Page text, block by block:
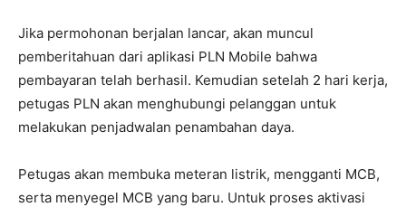
Jika permohonan berjalan lancar, akan muncul
pemberitahuan dari aplikasi PLN Mobile bahwa
pembayaran telah berhasil. Kemudian setelah 2 hari kerja,
petugas PLN akan menghubungi pelanggan untuk
melakukan penjadwalan penambahan daya.
Petugas akan membuka meteran listrik, mengganti MCB,
serta menyegel MCB yang baru. Untuk proses aktivasi